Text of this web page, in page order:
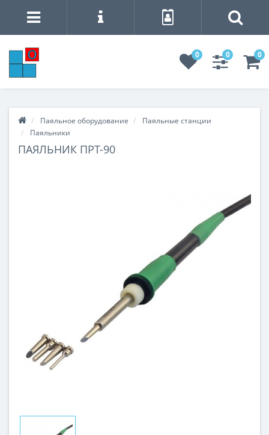
0 0 0
Паяльное оборудование
Паяльные станции
Паяльники
ПАЯЛЬНИК ПРТ-90